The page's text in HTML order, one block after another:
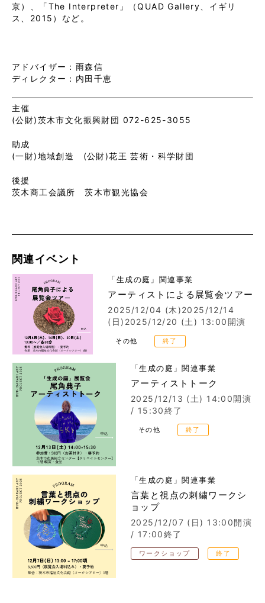
京）、「The Interpreter」（QUAD Gallery、イギリ
ス、2015）など。
アドバイザー：雨森信
ディレクター：内田千恵
主催
(公財)茨木市文化振興財団 072-625-3055
助成
(一財)地域創造 (公財)花王 芸術・科学財団
後援
茨木商工会議所 茨木市観光協会
関連イベント
「生成の庭」関連事業
アーティストによる展覧会ツアー
2025/12/04 (木)2025/12/14
(日)2025/12/20 (土) 13:00開演
その他 終了
「生成の庭」関連事業
アーティストトーク
2025/12/13 (土) 14:00開演
/ 15:30終了
その他 終了
「生成の庭」関連事業
言葉と視点の刺繍ワークシ
ョップ
2025/12/07 (日) 13:00開演
/ 17:00終了
ワークショップ 終了